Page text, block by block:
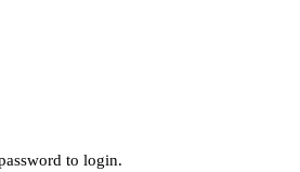
to login.